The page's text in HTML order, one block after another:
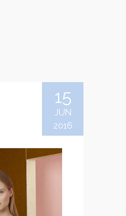
15
JUN
2016